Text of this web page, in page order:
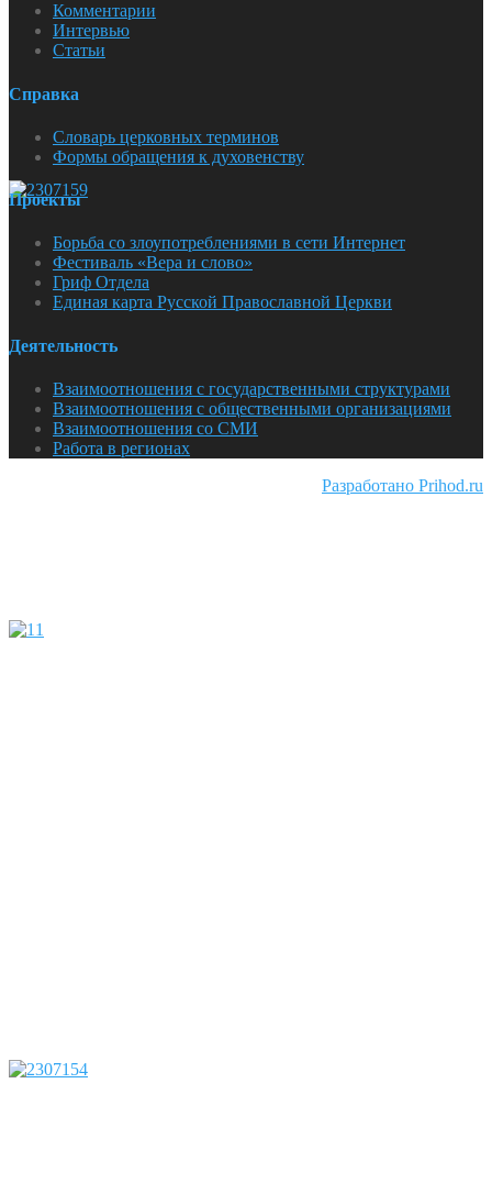
Комментарии
Интервью
Статьи
Справка
Словарь церковных терминов
Формы обращения к духовенству
Проекты
Борьба со злоупотреблениями в сети Интернет
Фестиваль «Вера и слово»
Гриф Отдела
Единая карта Русской Православной Церкви
Деятельность
Взаимоотношения с государственными структурами
Взаимоотношения с общественными организациями
Взаимоотношения со СМИ
Работа в регионах
Разработано Prihod.ru